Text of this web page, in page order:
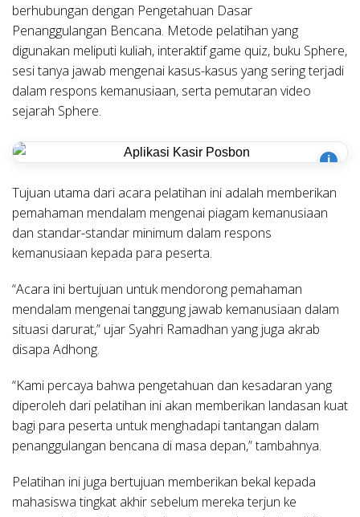
berhubungan dengan Pengetahuan Dasar
Penanggulangan Bencana. Metode pelatihan yang
digunakan meliputi kuliah, interaktif game quiz, buku Sphere,
sesi tanya jawab mengenai kasus-kasus yang sering terjadi
dalam respons kemanusiaan, serta pemutaran video
sejarah Sphere.
i
Tujuan utama dari acara pelatihan ini adalah memberikan
pemahaman mendalam mengenai piagam kemanusiaan
dan standar-standar minimum dalam respons
kemanusiaan kepada para peserta.
“Acara ini bertujuan untuk mendorong pemahaman
mendalam mengenai tanggung jawab kemanusiaan dalam
situasi darurat,” ujar Syahri Ramadhan yang juga akrab
disapa Adhong.
“Kami percaya bahwa pengetahuan dan kesadaran yang
diperoleh dari pelatihan ini akan memberikan landasan kuat
bagi para peserta untuk menghadapi tantangan dalam
penanggulangan bencana di masa depan,” tambahnya.
Pelatihan ini juga bertujuan memberikan bekal kepada
mahasiswa tingkat akhir sebelum mereka terjun ke